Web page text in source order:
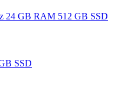
24 GB RAM 512 GB SSD
SSD